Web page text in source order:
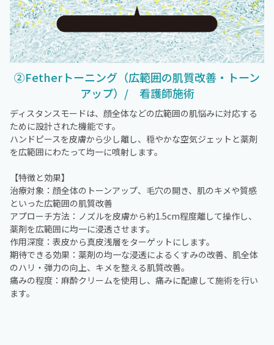
②Fetherトーニング（広範囲の肌質改善・トーン
アップ）/ 看護師施術
ディスタンスモードは、顔全体などの広範囲の肌悩みに対応する
ために設計された機能です。
ハンドピースを皮膚から少し離し、穏やかな空気ジェットと薬剤
を広範囲にわたって均一に噴射します。
【特徴と効果】
治療対象：顔全体のトーンアップ、毛穴の開き、肌のキメや質感
といった広範囲の肌質改善
アプローチ方法：ノズルを皮膚から約1.5cm程度離して操作し、
薬剤を広範囲に均一に浸透させます。
作用深度：表皮から真皮浅層をターゲットにします。
期待できる効果：薬剤の均一な浸透によるくすみの改善、肌全体
のハリ・弾力の向上、キメを整える肌質改善。
痛みの程度：麻酔クリームを使用し、痛みに配慮して施術を行い
ます。